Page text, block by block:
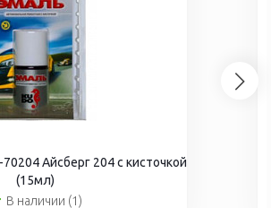
70204 Айсберг 204 с кисточкой
(15мл)
В наличии (1)